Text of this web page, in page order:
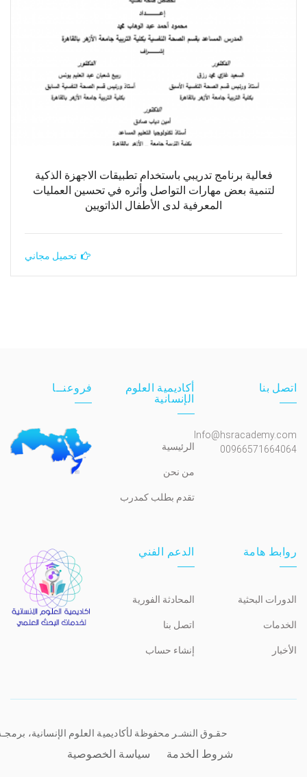
فعالية برنامج تدريبي باستخدام تطبيقات الاجهزة الذكية
لتنمية بعض مهارات التواصل وأثره في تحسين العمليات
المعرفية لدى الأطفال الذاتويين
تحميل مجاني
اتصل بنا
Info@hsracademy.com
00966571664064
أكاديمية العلوم
الإنسانية
الرئيسية
من نحن
تقدم بطلب كمدرب
فروعنــا
روابط هامة
الدورات البحثية
الخدمات
الأخبار
الدعم الفني
المحادثة الفورية
اتصل بنا
إنشاء حساب
حقـوق النشـر محفوظة لأكاديمية العلوم الإنسانية،
شروط الخدمة سياسة الخصوصية